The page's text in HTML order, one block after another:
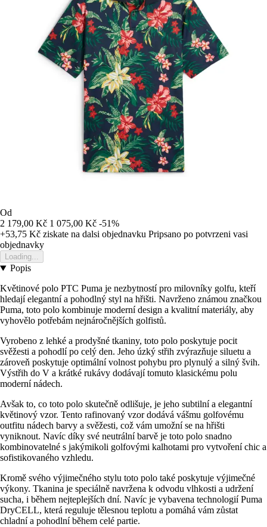
Od
2 179,00 Kč 1 075,00 Kč -51%
+53,75 Kč ziskate na dalsi objednavku Pripsano po potvrzeni vasi
objednavky
Loading...
Popis
Květinové polo PTC Puma je nezbytností pro milovníky golfu, kteří
hledají elegantní a pohodlný styl na hřišti. Navrženo známou značkou
Puma, toto polo kombinuje moderní design a kvalitní materiály, aby
vyhovělo potřebám nejnáročnějších golfistů.
Vyrobeno z lehké a prodyšné tkaniny, toto polo poskytuje pocit
svěžesti a pohodlí po celý den. Jeho úzký střih zvýrazňuje siluetu a
zároveň poskytuje optimální volnost pohybu pro plynulý a silný švih.
Výstřih do V a krátké rukávy dodávají tomuto klasickému polu
moderní nádech.
Avšak to, co toto polo skutečně odlišuje, je jeho subtilní a elegantní
květinový vzor. Tento rafinovaný vzor dodává vášmu golfovému
outfitu nádech barvy a svěžesti, což vám umožní se na hřišti
vyniknout. Navíc díky své neutrální barvě je toto polo snadno
kombinovatelné s jakýmikoli golfovými kalhotami pro vytvoření chic a
sofistikovaného vzhledu.
Kromě svého výjimečného stylu toto polo také poskytuje výjimečné
výkony. Tkanina je speciálně navržena k odvodu vlhkosti a udržení
sucha, i během nejteplejších dní. Navíc je vybavena technologií Puma
DryCELL, která reguluje tělesnou teplotu a pomáhá vám zůstat
chladní a pohodlní během celé partie.